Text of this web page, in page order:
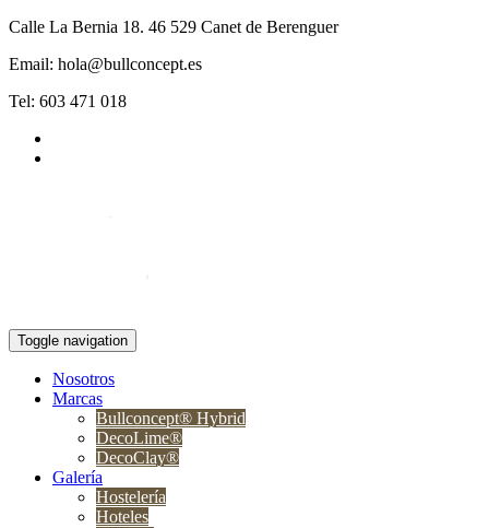
Calle La Bernia 18. 46 529 Canet de Berenguer
Email: hola@bullconcept.es
Tel: 603 471 018
Toggle navigation
Nosotros
Marcas
Bullconcept® Hybrid
DecoLime®
DecoClay®
Galería
Hostelería
Hoteles